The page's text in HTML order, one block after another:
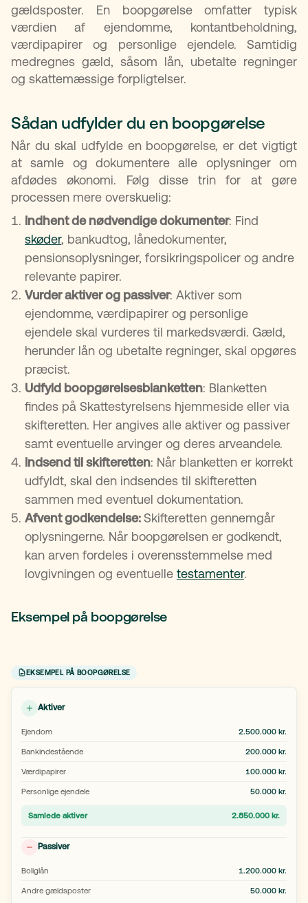
gældsposter. En boopgørelse omfatter typisk
værdien af ejendomme, kontantbeholdning,
værdipapirer og personlige ejendele. Samtidig
medregnes gæld, såsom lån, ubetalte regninger
og skattemæssige forpligtelser.
Sådan udfylder du en boopgørelse
Når du skal udfylde en boopgørelse, er det vigtigt
at samle og dokumentere alle oplysninger om
afdødes økonomi. Følg disse trin for at gøre
processen mere overskuelig:
Indhent de nødvendige dokumenter: Find
skøder, bankudtog, lånedokumenter,
pensionsoplysninger, forsikringspolicer og andre
relevante papirer.
Vurder aktiver og passiver: Aktiver som
ejendomme, værdipapirer og personlige
ejendele skal vurderes til markedsværdi. Gæld,
herunder lån og ubetalte regninger, skal opgøres
præcist.
Udfyld boopgørelsesblanketten: Blanketten
findes på Skattestyrelsens hjemmeside eller via
skifteretten. Her angives alle aktiver og passiver
samt eventuelle arvinger og deres arveandele.
Indsend til skifteretten: Når blanketten er korrekt
udfyldt, skal den indsendes til skifteretten
sammen med eventuel dokumentation.
Afvent godkendelse:Skifteretten gennemgår
oplysningerne. Når boopgørelsen er godkendt,
kan arven fordeles i overensstemmelse med
lovgivningen og eventuelle testamenter.
Eksempel på boopgørelse
EKSEMPEL PÅ BOOPGØRELSE
Aktiver
Ejendom 2.500.000 kr.
Bankindestående 200.000 kr.
Værdipapirer 100.000 kr.
Personlige ejendele 50.000 kr.
Samlede aktiver 2.850.000 kr.
Passiver
Boliglån 1.200.000 kr.
Andre gældsposter 50.000 kr.